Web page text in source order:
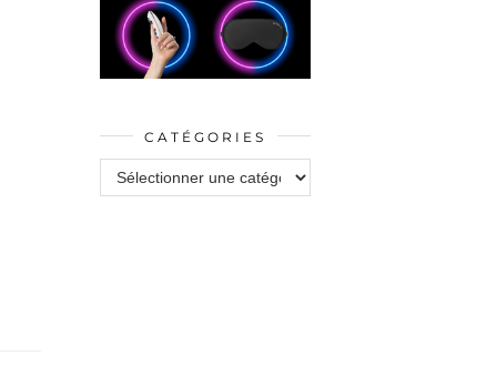
CATÉGORIES
Catégories